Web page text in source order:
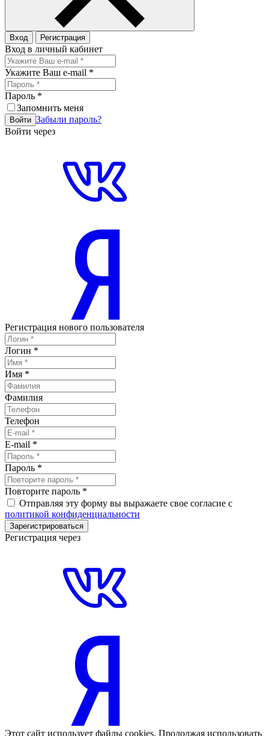
Вход Регистрация
Вход в личный кабинет
Укажите Ваш e-mail *
Пароль *
Запомнить меня
Войти Забыли пароль?
Войти через
Регистрация нового пользователя
Логин *
Имя *
Фамилия
Телефон
E-mail *
Пароль *
Повторите пароль *
Отправляя эту форму вы выражаете свое согласие с
политикой конфиденциальности
Зарегистрироваться
Регистрация через
Этот сайт использует файлы cookies. Продолжая использовать